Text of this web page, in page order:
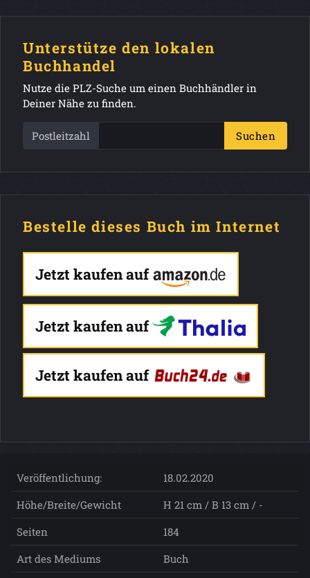
Unterstütze den lokalen
Buchhandel
Nutze die PLZ-Suche um einen Buchhändler in
Deiner Nähe zu finden.
Postleitzahl Suchen
Bestelle dieses Buch im Internet
Jetzt kaufen auf
Jetzt kaufen auf
Jetzt kaufen auf
Veröffentlichung:
18.02.2020
Höhe/Breite/Gewicht
H 21 cm / B 13 cm / -
Seiten
184
Art des Mediums
Buch